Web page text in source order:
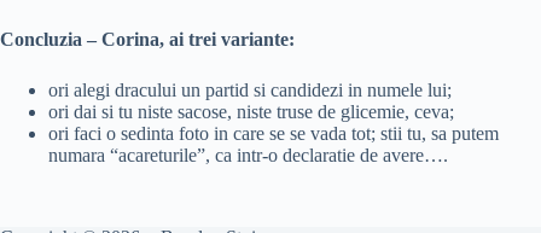
Concluzia – Corina, ai trei variante:
ori alegi dracului un partid si candidezi in numele lui;
ori dai si tu niste sacose, niste truse de glicemie, ceva;
ori faci o sedinta foto in care se se vada tot; stii tu, sa putem
numara “acareturile”, ca intr-o declaratie de avere….